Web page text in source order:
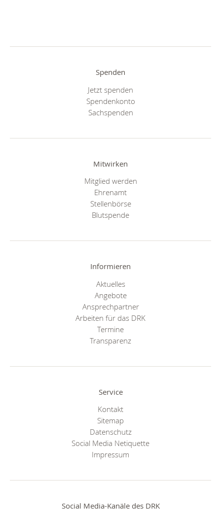
Spenden
Jetzt spenden
Spendenkonto
Sachspenden
Mitwirken
Mitglied werden
Ehrenamt
Stellenbörse
Blutspende
Informieren
Aktuelles
Angebote
Ansprechpartner
Arbeiten für das DRK
Termine
Transparenz
Service
Kontakt
Sitemap
Datenschutz
Social Media Netiquette
Impressum
Social Media-Kanäle des DRK